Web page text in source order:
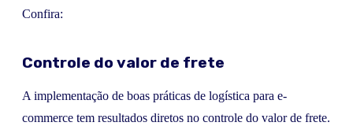
Confira:
Controle do valor de frete
A implementação de boas práticas de logística para e-
commerce tem resultados diretos no controle do valor de frete.